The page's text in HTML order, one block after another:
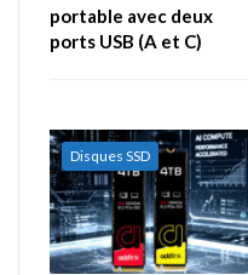
portable avec deux
ports USB (A et C)
Disques SSD